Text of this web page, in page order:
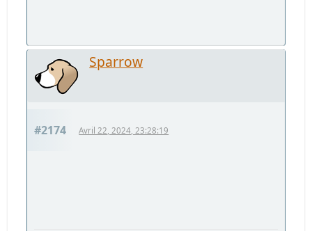
Sparrow
#2174 Avril 22, 2024, 23:28:19